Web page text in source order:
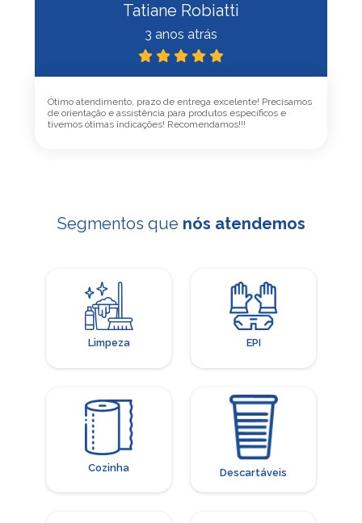
Tatiane Robiatti
3 anos atrás
Ótimo atendimento, prazo de entrega excelente! Precisamos
de orientação e assistência para produtos específicos e
tivemos ótimas indicações! Recomendamos!!!
Segmentos que nós atendemos
Limpeza EPI
Cozinha Descartáveis